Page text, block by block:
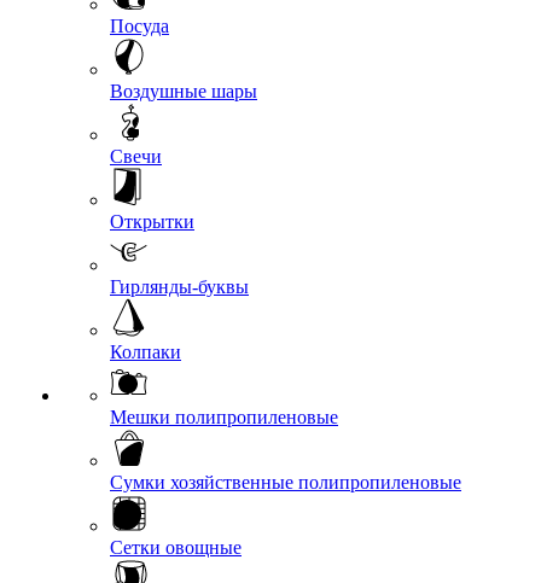
Посуда
Воздушные шары
Свечи
Открытки
Гирлянды-буквы
Колпаки
Мешки полипропиленовые
Сумки хозяйственные полипропиленовые
Сетки овощные